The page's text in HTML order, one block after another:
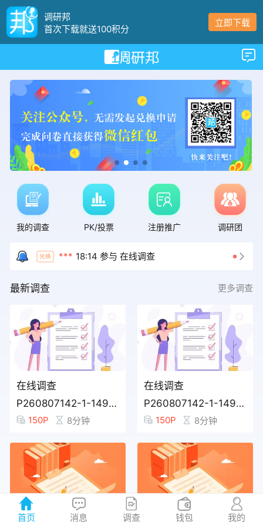
调研邦
首次下载就送100积分
立即下载
下拉可以刷新
我的调查 PK/投票 注册推广 调研团
兑换 18:23 参与 在线调查
兑换 *** 18:14 参与 在线调查
兑换
兑换 *** 18:07 参与 在线调查
兑换 *** 17:46 参与 在线调查
*** 17:37 参与 在线调查
17:36 参与 在线调查
兑换 *** 17:33 参与 在线调查
兑换 *** 17:28 参与 在线调查
兑换 *** 17:26 参与 在线调查
*** 11:29 兑换 180 积分
兑换 *** 01:47 兑换 200 积分
23:40 兑换 200 积分
兑换 18:21 兑换 250 积分
兑换 *** 17:56 兑换 300 积分
*** 10:53 兑换 200 积分
兑换 *** 09:33 兑换 200 积分
09:29 兑换 2000 积分

最新调查 更多调查
在线调查
P260807142-1-149821849
150P 8分钟
在线调查
P260807142-1-149821848
150P 8分钟
在线调查 在线调查
首页 消息 调查 钱包 我的